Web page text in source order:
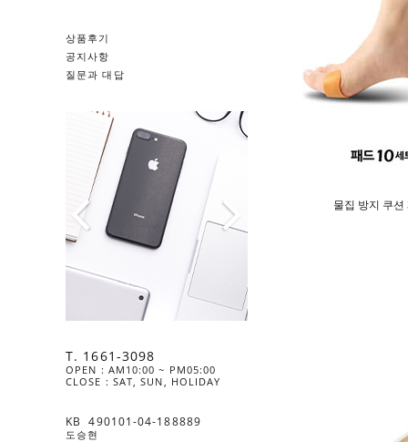
상품후기
공지사항
질문과 대답
T. 1661-3098
OPEN : AM10:00 ~ PM05:00
CLOSE : SAT, SUN, HOLIDAY
KB  490101-04-188889
도승현
물집 방지 쿠